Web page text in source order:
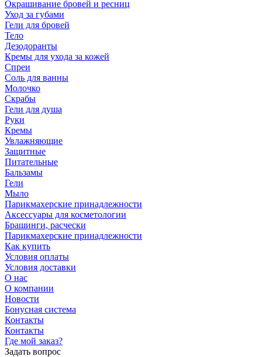
Окрашивание бровей и ресниц
Уход за губами
Гели для бровей
Тело
Дезодоранты
Кремы для ухода за кожей
Спреи
Соль для ванны
Молочко
Скрабы
Гели для душа
Руки
Кремы
Увлажняющие
Защитные
Питательные
Бальзамы
Гели
Мыло
Парикмахерские принадлежности
Аксессуары для косметологии
Брашинги, расчески
Парикмахерские принадлежности
Как купить
Условия оплаты
Условия доставки
О нас
О компании
Новости
Бонусная система
Контакты
Контакты
Где мой заказ?
Задать вопрос